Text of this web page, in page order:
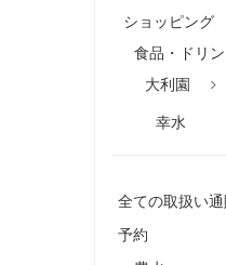
ショッピング
食品・ドリ
大利園
幸水
全ての取扱い
予約